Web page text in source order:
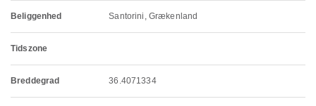
Beliggenhed Santorini, Grækenland
Tidszone
Breddegrad 36.4071334